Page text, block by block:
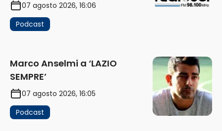
07 agosto 2026, 16:06
Podcast
Marco Anselmi a ‘LAZIO
SEMPRE’
07 agosto 2026, 16:05
Podcast